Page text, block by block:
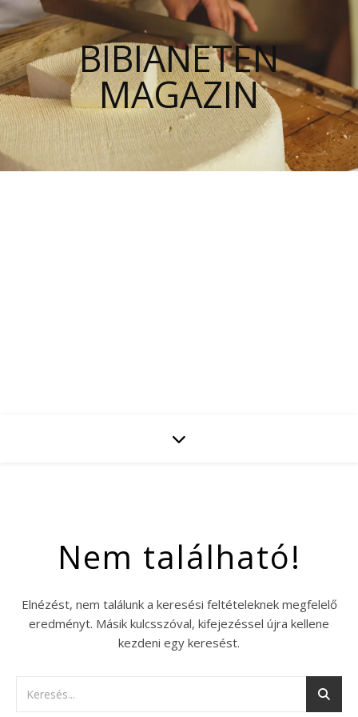
BIBIANETEN
MAGAZIN
Nem található!
Elnézést, nem találunk a keresési feltételeknek megfelelő
eredményt. Másik kulcsszóval, kifejezéssel újra kellene
kezdeni egy keresést.